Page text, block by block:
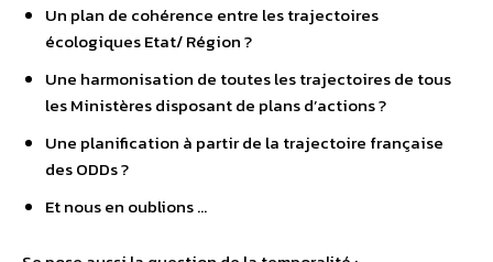
Un plan de cohérence entre les trajectoires
écologiques Etat/ Région ?
Une harmonisation de toutes les trajectoires de tous
les Ministères disposant de plans d’actions ?
Une planification à partir de la trajectoire française
des ODDs ?
Et nous en oublions …